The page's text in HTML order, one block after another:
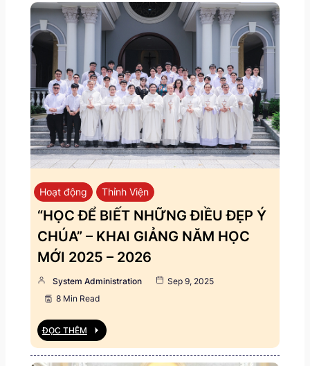
Hoạt động Thỉnh Viện
“HỌC ĐỂ BIẾT NHỮNG ĐIỀU ĐẸP Ý
CHÚA” – KHAI GIẢNG NĂM HỌC
MỚI 2025 – 2026
System Administration
Sep 9, 2025
8 Min Read
ĐỌC THÊM